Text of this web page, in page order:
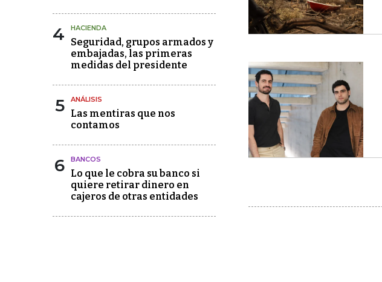
4 HACIENDA
Seguridad, grupos armados y
embajadas, las primeras
medidas del presidente
5 ANÁLISIS
Las mentiras que nos
contamos
6 BANCOS
Lo que le cobra su banco si
quiere retirar dinero en
cajeros de otras entidades